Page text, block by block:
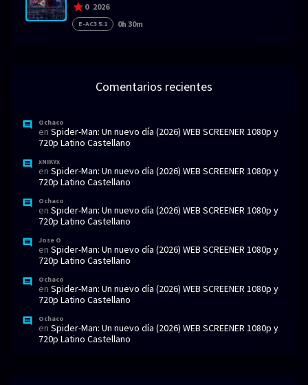
0 2026
E-AC3 5.1 0h 30m
Comentarios recientes
Ochaco
en Spider-Man: Un nuevo día (2026) WEB SCREENER 1080p y
720p Latino Castellano
xNIKYx
en Spider-Man: Un nuevo día (2026) WEB SCREENER 1080p y
720p Latino Castellano
Ochaco
en Spider-Man: Un nuevo día (2026) WEB SCREENER 1080p y
720p Latino Castellano
Jose O
en Spider-Man: Un nuevo día (2026) WEB SCREENER 1080p y
720p Latino Castellano
Ochaco
en Spider-Man: Un nuevo día (2026) WEB SCREENER 1080p y
720p Latino Castellano
Ochaco
en Spider-Man: Un nuevo día (2026) WEB SCREENER 1080p y
720p Latino Castellano